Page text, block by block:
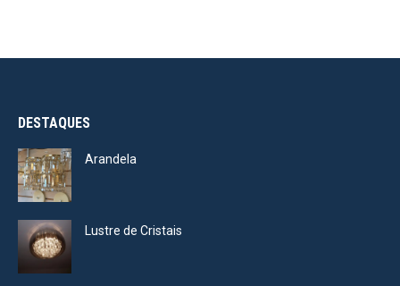
DESTAQUES
Arandela
Lustre de Cristais